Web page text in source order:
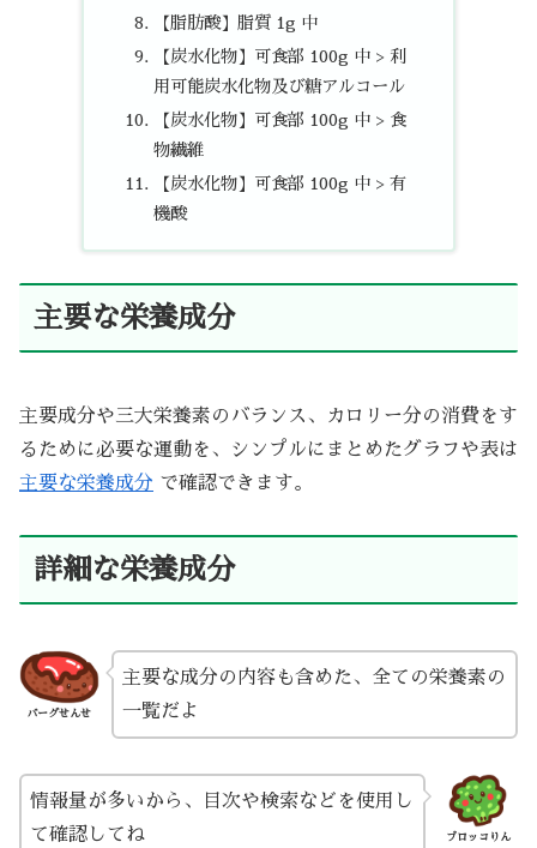
【脂肪酸】脂質 1g 中
【炭水化物】可食部 100g 中 > 利
用可能炭水化物及び糖アルコール
【炭水化物】可食部 100g 中 > 食
物繊維
【炭水化物】可食部 100g 中 > 有
機酸
主要な栄養成分
主要成分や三大栄養素のバランス、カロリー分の消費をす
るために必要な運動を、シンプルにまとめたグラフや表は
主要な栄養成分 で確認できます。
詳細な栄養成分
バーグせんせ
主要な成分の内容も含めた、全ての栄養素の
一覧だよ
ブロッコりん
情報量が多いから、目次や検索などを使用し
て確認してね